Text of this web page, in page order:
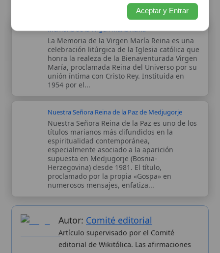
Nuestra Señora Reina de la Paz es uno de los
títulos marianos más difundidos en la
espiritualidad contemporánea,
especialmente asociado a la aparición
supuesta en Medjugorje (Bosnia-
Herzegovina) desde 1981. El título,
proclamado por la propia «Gospa» en
Autor:Comité editorial
Artículo supervisado por el Comité
editorial de Wikitólica. Las afirmaciones
del artículo están basadas y contrastadas
usando fuentes catolicas: escritos
patrísticos, de santos, artículos
teológicos, documentos históricos, actas
la Iglesia. Proceso editorial →